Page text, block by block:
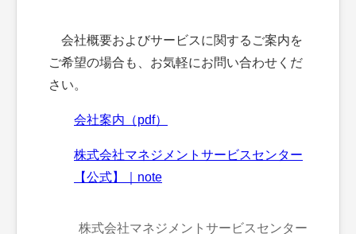
会社概要およびサービスに関するご案内を
ご希望の場合も、お気軽にお問い合わせくだ
さい。
会社案内（pdf）
株式会社マネジメントサービスセンター
【公式】｜note
株式会社マネジメントサービスセンター